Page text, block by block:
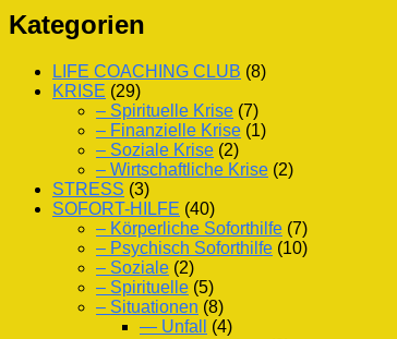
Kategorien
LIFE COACHING CLUB (8)
KRISE (29)
– Spirituelle Krise (7)
– Finanzielle Krise (1)
– Soziale Krise (2)
– Wirtschaftliche Krise (2)
STRESS (3)
SOFORT-HILFE (40)
– Körperliche Soforthilfe (7)
– Psychisch Soforthilfe (10)
– Soziale (2)
– Spirituelle (5)
– Situationen (8)
— Unfall
(4)